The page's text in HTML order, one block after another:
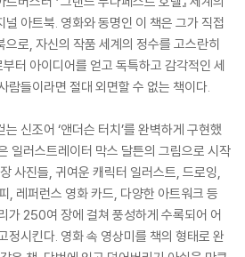
아트북. 영화와 동명인 이 책은 그가 직접
으로, 자신의 작품 세계의 정수를 고스란히
터 아이디어를 얻고 독특하고 감각적인 세
람들이라면 절대 외면할 수 없는 책이다.
신조어 ‘앤더슨 터치’를 완벽하게 구현했
일러스트레이터 막스 달튼의 그림으로 시작
사진들, 귀여운 캐릭터 일러스트, 드로잉,
, 레퍼런스 영화 카드, 다양한 아트워크 등
가 250여 장에 걸쳐 풍성하게 수록되어 어
정시킨다. 영화 속 영상미를 책의 형태로 완